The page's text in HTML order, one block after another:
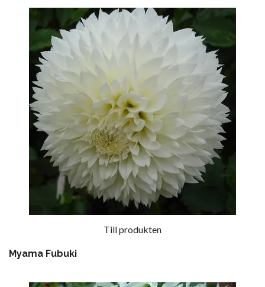
Till produkten
Myama Fubuki